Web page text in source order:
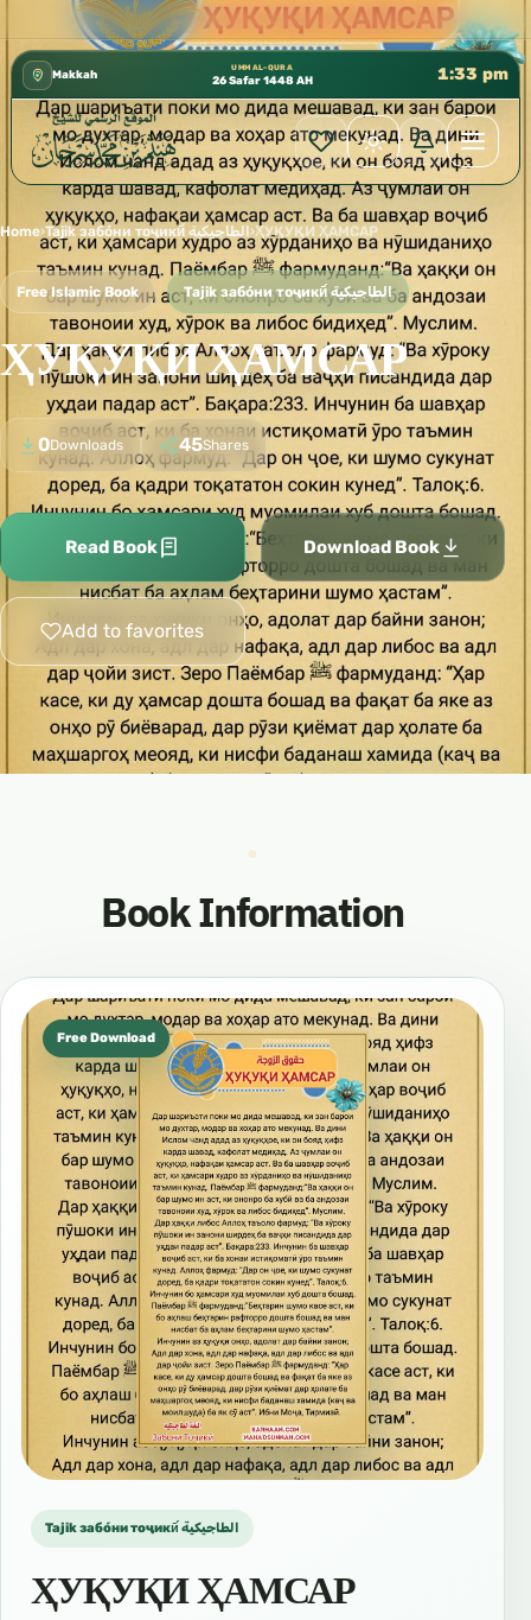
كتب الشيخ هيثم سرحان حفظه الله متوفرة مجانًا في
Makkah
UMM AL-QURA
26 Safar 1448 AH 1:33 pm
Home› Tajik забо́ни тоҷикӣ́ الطاجيكية ›ҲУҚУҚИ ҲАМСАР
Free Islamic Book Tajik забо́ни тоҷикӣ́ الطاجيكية
ҲУҚУҚИ ҲАМСАР
0Downloads 45Shares
Read Book Download Book
Add to favorites
Book Information
Free Download
Tajik забо́ни тоҷикӣ́ الطاجيكية
ҲУҚУҚИ ҲАМСАР